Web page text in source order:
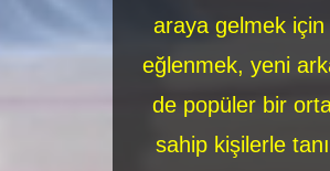
araya gelmek için
eğlenmek, yeni
de popüler bir
sahip kişilerle